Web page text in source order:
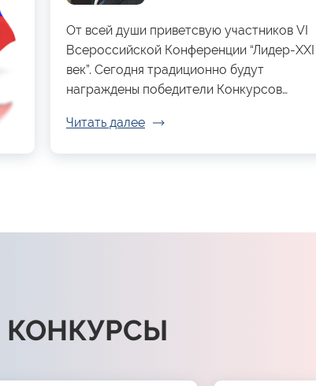
От всей души приветсвую участников VI
Всероссийской Конференции “Лидер-XXI
век”. Сегодня традиционно будут
награждены победители Конкурсов…
Читать далее
КОНКУРСЫ